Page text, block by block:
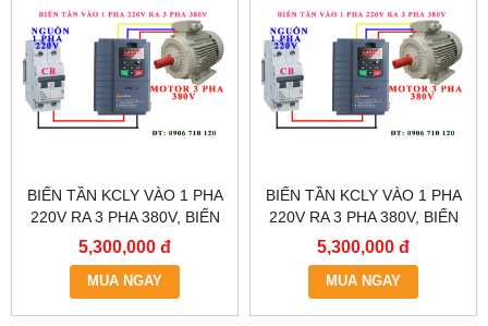
BIẾN TẦN KCLY VÀO 1 PHA
220V RA 3 PHA 380V, BIẾN
TẦN KCLY KOC600-
5R5GT3-B
5,300,000 đ
MUA NGAY
BIẾN TẦN KCLY VÀO 1 PHA
220V RA 3 PHA 380V, BIẾN
TẦN KCLY KOC600-
3R7GT3-B
5,300,000 đ
MUA NGAY